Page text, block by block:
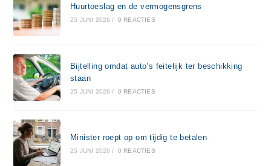
Huurtoeslag en de vermogensgrens
25 JUNI 2026 / 0 REACTIES
Bijtelling omdat auto’s feitelijk ter beschikking
staan
25 JUNI 2026 / 0 REACTIES
Minister roept op om tijdig te betalen
25 JUNI 2026 / 0 REACTIES